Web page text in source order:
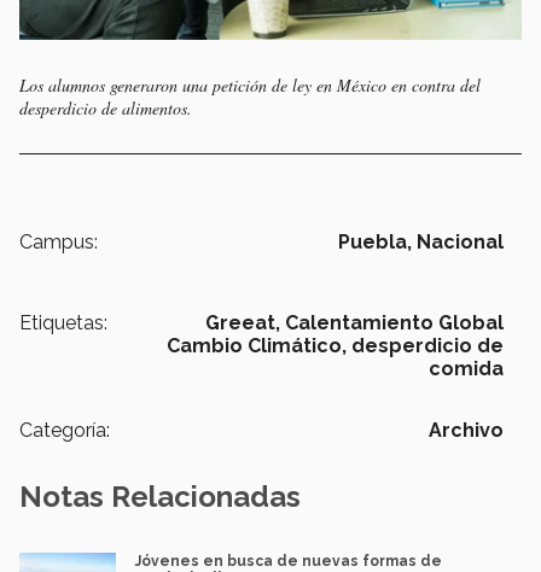
Los alumnos generaron una petición de ley en México en contra del
desperdicio de alimentos.
Campus: Puebla, Nacional
Etiquetas: Greeat, Calentamiento Global
Cambio Climático, desperdicio de
comida
Categoría: Archivo
Notas Relacionadas
Jóvenes en busca de nuevas formas de